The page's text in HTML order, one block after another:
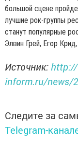
большой сцене
лучшие рок-группы
станут популярные
Элвин Грей, Егор
Источник:http://
inform.ru/news/
Следите за
Telegram-